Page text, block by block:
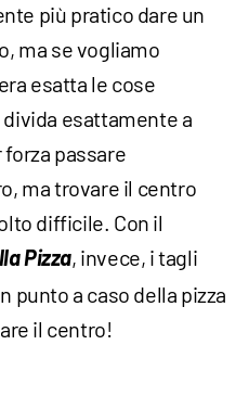
più pratico dare un
ma se vogliamo
esatta le cose
esattamente a
passare
ma trovare il centro
difficile. Con il
Pizza, invece, i tagli
punto a caso della pizza
il centro!